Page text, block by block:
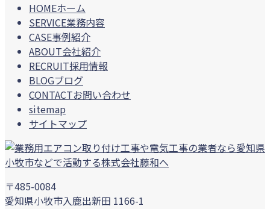
HOMEホーム
SERVICE業務内容
CASE事例紹介
ABOUT会社紹介
RECRUIT採用情報
BLOGブログ
CONTACTお問い合わせ
sitemap
サイトマップ
〒485-0084
愛知県小牧市入鹿出新田 1166-1